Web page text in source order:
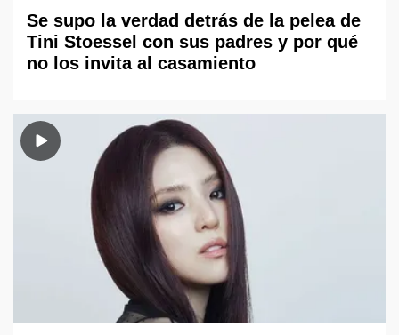
Se supo la verdad detrás de la pelea de
Tini Stoessel con sus padres y por qué
no los invita al casamiento